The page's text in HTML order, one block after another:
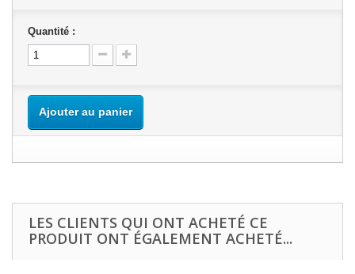
Quantité :
Ajouter au panier
LES CLIENTS QUI ONT ACHETÉ CE
PRODUIT ONT ÉGALEMENT ACHETÉ...